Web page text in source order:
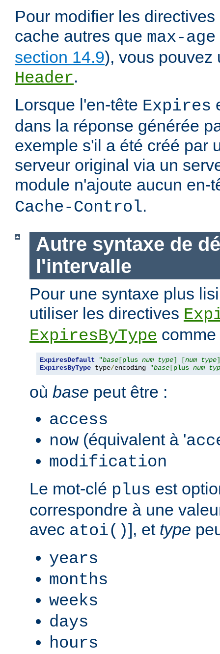
Pour modifier les
cache autres que max-age
section 14.9), vous pouvez
Header.
Lorsque l'en-tête Expires
dans la réponse générée
exemple s'il a été créé par
serveur original via un
module n'ajoute aucun en-
Cache-Control.
Autre syntaxe de
l'intervalle
Pour une syntaxe plus
utiliser les directives
ExpiresByType
ExpiresDefault "base [plus num type] [num type
ExpiresByType type/encoding "base [plus num
où base peut être :
access
now (équivalent à '
modification
Le mot-clé plus est
correspondre à une
avec atoi()], et type
years
months
weeks
days
hours